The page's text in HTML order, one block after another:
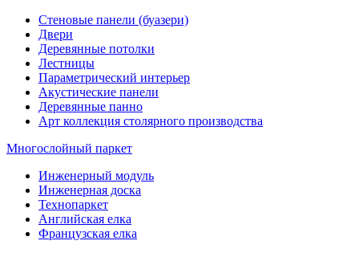
Стеновые панели (буазери)
Двери
Деревянные потолки
Лестницы
Параметрический интерьер
Акустические панели
Деревянные панно
Арт коллекция столярного производства
Многослойный паркет
Инженерный модуль
Инженерная доска
Технопаркет
Английская елка
Французская елка